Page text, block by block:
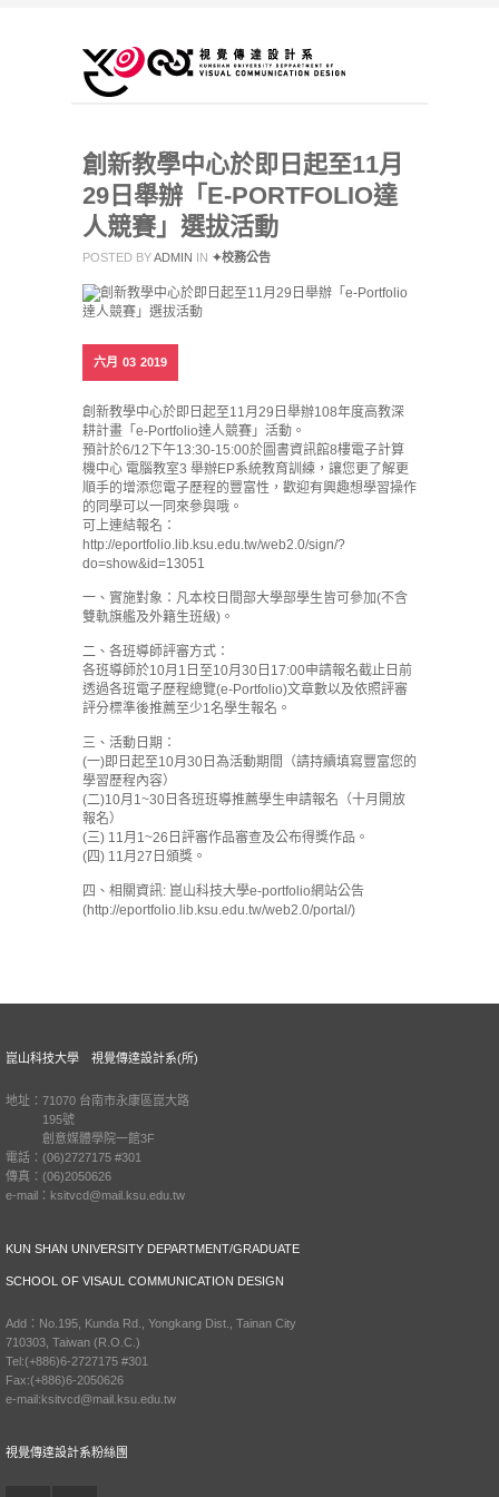
創新教學中心於即日起至11月
29日舉辦「E-PORTFOLIO達
人競賽」選拔活動
POSTED BYADMIN IN ✦校務公告
六月 03 2019
創新教學中心於即日起至11月29日舉辦108年度高教深
耕計畫「e-Portfolio達人競賽」活動。
預計於6/12下午13:30-15:00於圖書資訊館8樓電子計算
機中心 電腦教室3 舉辦EP系統教育訓練，讓您更了解更
順手的增添您電子歷程的豐富性，歡迎有興趣想學習操作
的同學可以一同來參與哦。
可上連結報名：
http://eportfolio.lib.ksu.edu.tw/web2.0/sign/?
do=show&id=13051
一、實施對象：凡本校日間部大學部學生皆可參加(不含
雙軌旗艦及外籍生班級)。
二、各班導師評審方式：
各班導師於10月1日至10月30日17:00申請報名截止日前
透過各班電子歷程總覽(e-Portfolio)文章數以及依照評審
評分標準後推薦至少1名學生報名。
三、活動日期：
(一)即日起至10月30日為活動期間（請持續填寫豐富您的
學習歷程內容）
(二)10月1~30日各班班導推薦學生申請報名（十月開放
報名）
(三) 11月1~26日評審作品審查及公布得獎作品。
(四) 11月27日頒獎。
四、相關資訊: 崑山科技大學e-portfolio網站公告
(http://eportfolio.lib.ksu.edu.tw/web2.0/portal/)
崑山科技大學 視覺傳達設計系(所)
地址：71070 台南市永康區崑大路
195號
創意媒體學院一館3F
電話：(06)2727175 #301
傳真：(06)2050626
e-mail：ksitvcd@mail.ksu.edu.tw
KUN SHAN UNIVERSITY DEPARTMENT/GRADUATE
SCHOOL OF VISAUL COMMUNICATION DESIGN
Add：No.195, Kunda Rd., Yongkang Dist., Tainan City
710303, Taiwan (R.O.C.)
Tel:(+886)6-2727175 #301
Fax:(+886)6-2050626
e-mail:ksitvcd@mail.ksu.edu.tw
視覺傳達設計系粉絲團